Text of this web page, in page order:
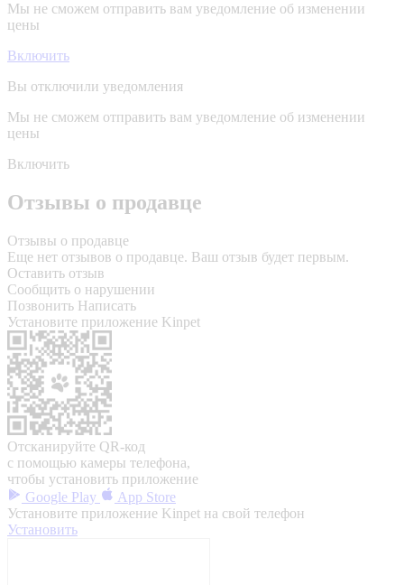
Мы не сможем отправить вам уведомление об изменении
цены
Включить
Вы отключили уведомления
Мы не сможем отправить вам уведомление об изменении
цены
Включить
Отзывы о продавце
Отзывы о продавце
Еще нет отзывов о продавце. Ваш отзыв будет первым.
Оставить отзыв
Сообщить о нарушении
Позвонить Написать
Установите приложение Kinpet
Отсканируйте QR-код
с помощью камеры телефона,
чтобы установить приложение
Google Play
App Store
Установите приложение Kinpet на свой телефон
Установить